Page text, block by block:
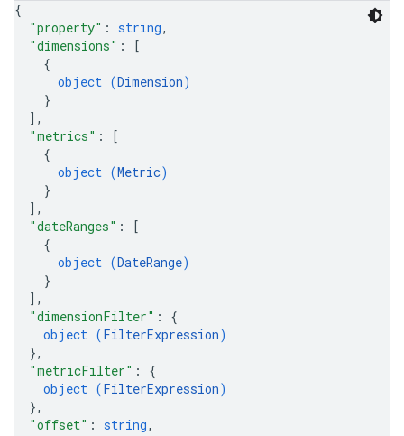
{
"property" : string,
"dimensions" :
[
{
object (Dimension)
}
] ,
"metrics" :
[
{
object (Metric)
}
] ,
"dateRanges" :
[
{
object (DateRange)
}
] ,
"dimensionFilter" : {
object (FilterExpression)
},
"metricFilter" : {
object (FilterExpression)
},
"offset" : string,